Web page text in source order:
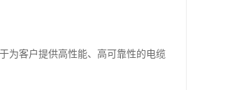
为客户提供高性能、高可靠性的电缆